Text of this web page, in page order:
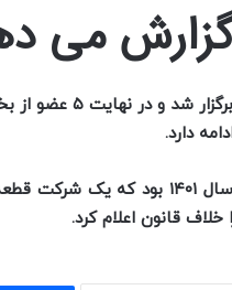
می
، برای تعیین
دارد.
به گزارش خبرنگار تحریریه صنعت
قانون اعلام کرد.